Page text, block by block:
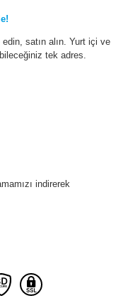
satın alın. Yurt içi ve
tek adres.
indirerek